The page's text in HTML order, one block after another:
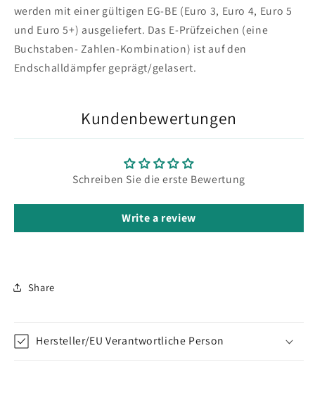
werden mit einer gültigen EG-BE (Euro 3, Euro 4, Euro 5
und Euro 5+) ausgeliefert. Das E-Prüfzeichen (eine
Buchstaben- Zahlen-Kombination) ist auf den
Endschalldämpfer geprägt/gelasert.
Kundenbewertungen
Schreiben Sie die erste Bewertung
Write a review
Share
Hersteller/EU Verantwortliche Person